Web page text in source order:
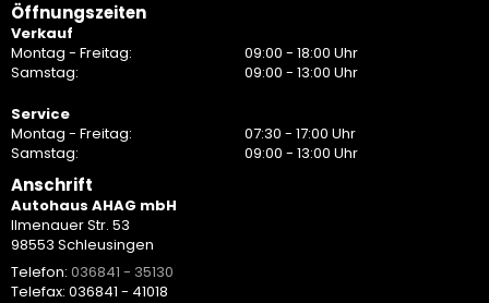
Öffnungszeiten
Verkauf
Montag - Freitag:
09:00 - 18:00 Uhr
Samstag:
09:00 - 13:00 Uhr
Service
Montag - Freitag:
07:30 - 17:00 Uhr
Samstag:
09:00 - 13:00 Uhr
Anschrift
Autohaus AHAG mbH
Ilmenauer Str. 53
98553 Schleusingen
Telefon: 036841 - 35130
Telefax: 036841 - 41018